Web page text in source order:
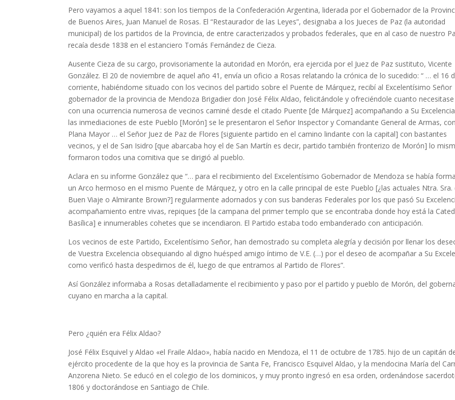
Pero vayamos a aquel 1841: son los tiempos de la Confederación Argentina, liderada por el Gobernador de la
de Buenos Aires, Juan Manuel de Rosas. El “Restaurador de las Leyes”, designaba a los Jueces de Paz (la autoridad
municipal) de los partidos de la Provincia, de entre caracterizados y probados federales, que en al caso de nuestro
recaía desde 1838 en el estanciero Tomás Fernández de Cieza.
Ausente Cieza de su cargo, provisoriamente la autoridad en Morón, era ejercida por el Juez de Paz sustituto, Vicente
González. El 20 de noviembre de aquel año 41, envía un oficio a Rosas relatando la crónica de lo sucedido: “ … el 16
corriente, habiéndome situado con los vecinos del partido sobre el Puente de Márquez, recibí al Excelentísimo Señor
gobernador de la provincia de Mendoza Brigadier don José Félix Aldao, felicitándole y ofreciéndole cuanto
con una ocurrencia numerosa de vecinos caminé desde el citado Puente [de Márquez] acompañando a Su
las inmediaciones de este Pueblo [Morón] se le presentaron el Señor Inspector y Comandante General de Armas,
Plana Mayor … el Señor Juez de Paz de Flores [siguiente partido en el camino lindante con la capital] con bastantes
vecinos, y el de San Isidro [que abarcaba hoy el de San Martín es decir, partido también fronterizo de Morón] lo
formaron todos una comitiva que se dirigió al pueblo.
Aclara en su informe González que “… para el recibimiento del Excelentísimo Gobernador de Mendoza se había
un Arco hermoso en el mismo Puente de Márquez, y otro en la calle principal de este Pueblo [¿las actuales Ntra. Sra.
Buen Viaje o Almirante Brown?] regularmente adornados y con sus banderas Federales por los que pasó Su
acompañamiento entre vivas, repiques [de la campana del primer templo que se encontraba donde hoy está la
Basílica] e innumerables cohetes que se incendiaron. El Partido estaba todo embanderado con anticipación.
Los vecinos de este Partido, Excelentísimo Señor, han demostrado su completa alegría y decisión por llenar los
de Vuestra Excelencia obsequiando al digno huésped amigo íntimo de V.E. (…) por el deseo de acompañar a Su
como verificó hasta despedirnos de él, luego de que entramos al Partido de Flores”.
Así González informaba a Rosas detalladamente el recibimiento y paso por el partido y pueblo de Morón, del
cuyano en marcha a la capital.
Pero ¿quién era Félix Aldao?
José Félix Esquivel y Aldao «el Fraile Aldao», había nacido en Mendoza, el 11 de octubre de 1785. hijo de un capitán
ejército procedente de la que hoy es la provincia de Santa Fe, Francisco Esquivel Aldao, y la mendocina María del
Anzorena Nieto. Se educó en el colegio de los dominicos, y muy pronto ingresó en esa orden, ordenándose
1806 y doctorándose en Santiago de Chile.